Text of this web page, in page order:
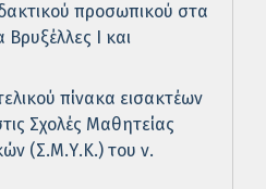
προσωπικού στα
Ι και
πίνακα εισακτέων
Σχολές Μαθητείας
(Σ.Μ.Υ.Κ.) του ν.